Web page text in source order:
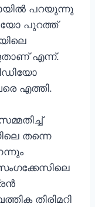
പറയുന്നു
പുറത്ത്
എന്ന്.
എത്തി.
തന്നെ
തിരിമറി